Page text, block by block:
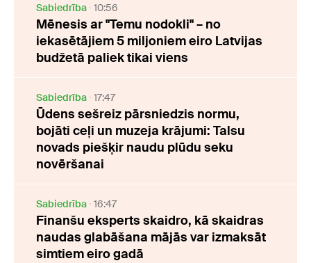
Sabiedrība 10:56
Mēnesis ar "Temu nodokli" – no
iekasētājiem 5 miljoniem eiro Latvijas
budžetā paliek tikai viens
Sabiedrība 17:47
Ūdens sešreiz pārsniedzis normu,
bojāti ceļi un muzeja krājumi: Talsu
novads piešķir naudu plūdu seku
novēršanai
Sabiedrība 16:47
Finanšu eksperts skaidro, kā skaidras
naudas glabāšana mājās var izmaksāt
simtiem eiro gadā